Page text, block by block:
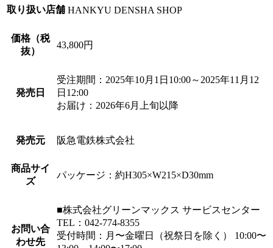
取り扱い店舗 HANKYU DENSHA SHOP
価格（税
抜）
43,800円
発売日
受注期間：2025年10月1日10:00～2025年11月12
日12:00
お届け：2026年6月上旬以降
発売元 阪急電鉄株式会社
商品サイ
ズ
パッケージ：約H305×W215×D30mm
お問い合
わせ先
■株式会社グリーンマックス サービスセンター
TEL：042-774-8355
受付時間：月〜金曜日（祝祭日を除く） 10:00〜